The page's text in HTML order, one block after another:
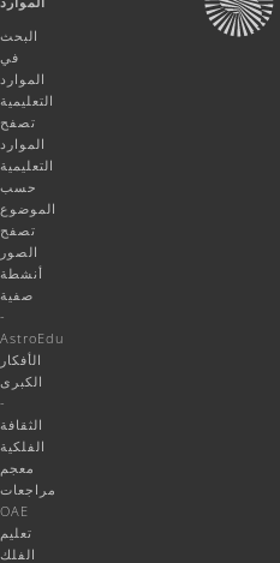
البحث
في
الموارد
التعليمية
تصفح
الموارد
التعليمية
حسب
الموضوع
تصفح
الصور
أنشطة
صفية
-
AstroEdu
الأفكار
الكبرى
-
الثقافة
الفلكية
معجم
مراجعات
OAE
تعليم
الفلك